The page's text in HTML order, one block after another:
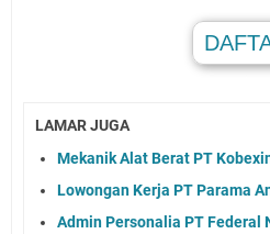
.
LAMAR JUGA
Mekanik Alat Berat PT
Lowongan Kerja PT Parama
Admin Personalia PT Federal